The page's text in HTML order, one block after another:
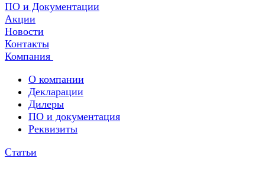
ПО и Документации
Акции
Новости
Контакты
Компания
О компании
Декларации
Дилеры
ПО и документация
Реквизиты
Статьи